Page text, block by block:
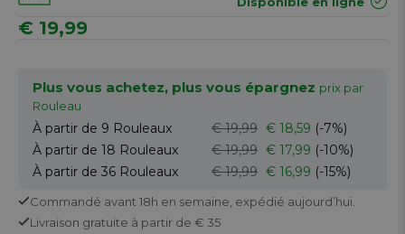
€ 19,99
Plus vous achetez, plus vous épargnez prix par
Rouleau
À partir de 9 Rouleaux € 19,99 € 18,59 (-7%)
À partir de 18 Rouleaux € 19,99 € 17,99 (-10%)
À partir de 36 Rouleaux € 19,99 € 16,99 (-15%)
Commandé avant 18h en semaine, expédié aujourd’hui.
Livraison gratuite à partir de € 35